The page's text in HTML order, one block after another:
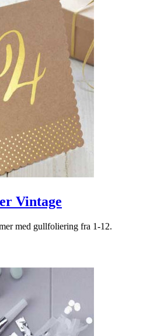
Vintage
med gullfoliering fra 1-12.